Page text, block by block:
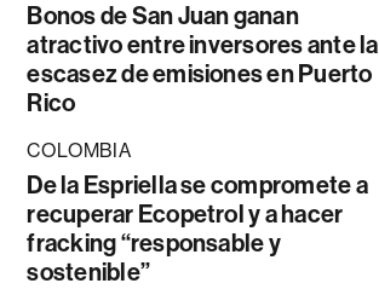
Bonos de San Juan ganan
atractivo entre inversores ante la
escasez de emisiones en Puerto
Rico
COLOMBIA
De la Espriella se compromete a
recuperar Ecopetrol y a hacer
fracking “responsable y
sostenible”